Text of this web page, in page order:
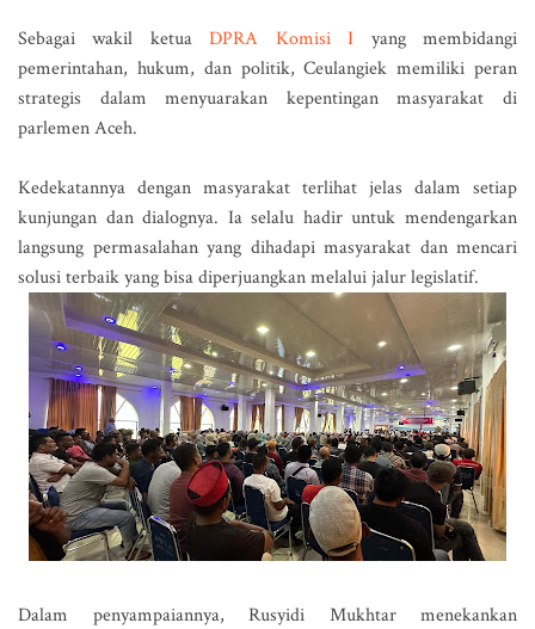
Sebagai wakil ketuaDPRA Komisi I yang membidangi
pemerintahan, hukum, dan politik, Ceulangiek memiliki peran
strategis dalam menyuarakan kepentingan masyarakat di
parlemen Aceh.
Kedekatannya dengan masyarakat terlihat jelas dalam setiap
kunjungan dan dialognya. Ia selalu hadir untuk mendengarkan
langsung permasalahan yang dihadapi masyarakat dan mencari
solusi terbaik yang bisa diperjuangkan melalui jalur legislatif.
Dalam penyampaiannya, Rusyidi Mukhtar menekankan